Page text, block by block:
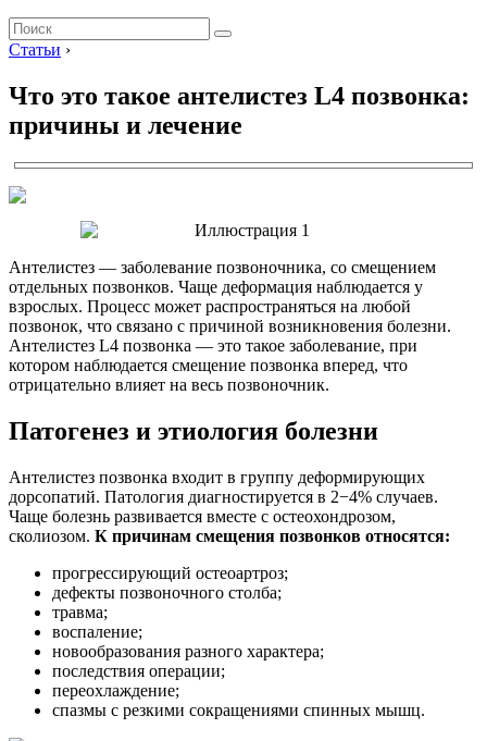
Статьи ›
Что это такое антелистез L4 позвонка:
причины и лечение
Антелистез — заболевание позвоночника, со смещением
отдельных позвонков. Чаще деформация наблюдается у
взрослых. Процесс может распространяться на любой
позвонок, что связано с причиной возникновения болезни.
Антелистез L4 позвонка — это такое заболевание, при
котором наблюдается смещение позвонка вперед, что
отрицательно влияет на весь позвоночник.
Патогенез и этиология болезни
Антелистез позвонка входит в группу деформирующих
дорсопатий. Патология диагностируется в 2−4% случаев.
Чаще болезнь развивается вместе с остеохондрозом,
сколиозом. К причинам смещения позвонков относятся:
прогрессирующий остеоартроз;
дефекты позвоночного столба;
травма;
воспаление;
новообразования разного характера;
последствия операции;
переохлаждение;
спазмы с резкими сокращениями спинных мышц.